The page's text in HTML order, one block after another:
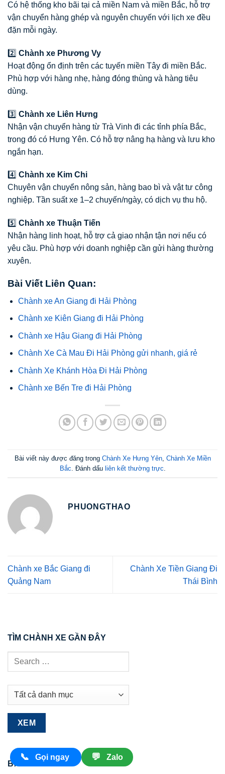
Có hệ thống kho bãi tại cả miền Nam và miền Bắc, hỗ trợ
vận chuyển hàng ghép và nguyên chuyến với lịch xe đều
đặn mỗi ngày.
2️⃣ Chành xe Phương Vy
Hoạt động ổn định trên các tuyến miền Tây đi miền Bắc.
Phù hợp với hàng nhẹ, hàng đóng thùng và hàng tiêu
dùng.
3️⃣ Chành xe Liên Hưng
Nhận vận chuyển hàng từ Trà Vinh đi các tỉnh phía Bắc,
trong đó có Hưng Yên. Có hỗ trợ nâng hạ hàng và lưu kho
ngắn hạn.
4️⃣ Chành xe Kim Chi
Chuyên vận chuyển nông sản, hàng bao bì và vật tư công
nghiệp. Tần suất xe 1–2 chuyến/ngày, có dịch vụ thu hộ.
5️⃣ Chành xe Thuận Tiến
Nhận hàng linh hoạt, hỗ trợ cả giao nhận tận nơi nếu có
yêu cầu. Phù hợp với doanh nghiệp cần gửi hàng thường
xuyên.
📞 Gọi ngay 💬 Zalo
Bài Viết Liên Quan:
Chành xe An Giang đi Hải Phòng
Chành xe Kiên Giang đi Hải Phòng
Chành xe Hậu Giang đi Hải Phòng
Chành Xe Cà Mau Đi Hải Phòng gửi nhanh, giá rẻ
Chành Xe Khánh Hòa Đi Hải Phòng
Chành xe Bến Tre đi Hải Phòng
Bài viết này được đăng trong Chành Xe Hưng Yên, Chành Xe Miền
Bắc . Đánh dấu liên kết thường trực
PHUONGTHAO
Chành xe Bắc Giang đi
Quảng Nam
Chành Xe Tiền Giang Đi
Thái Bình
TÌM CHÀNH XE GẦN ĐÂY
BÀI VIẾT MỚI